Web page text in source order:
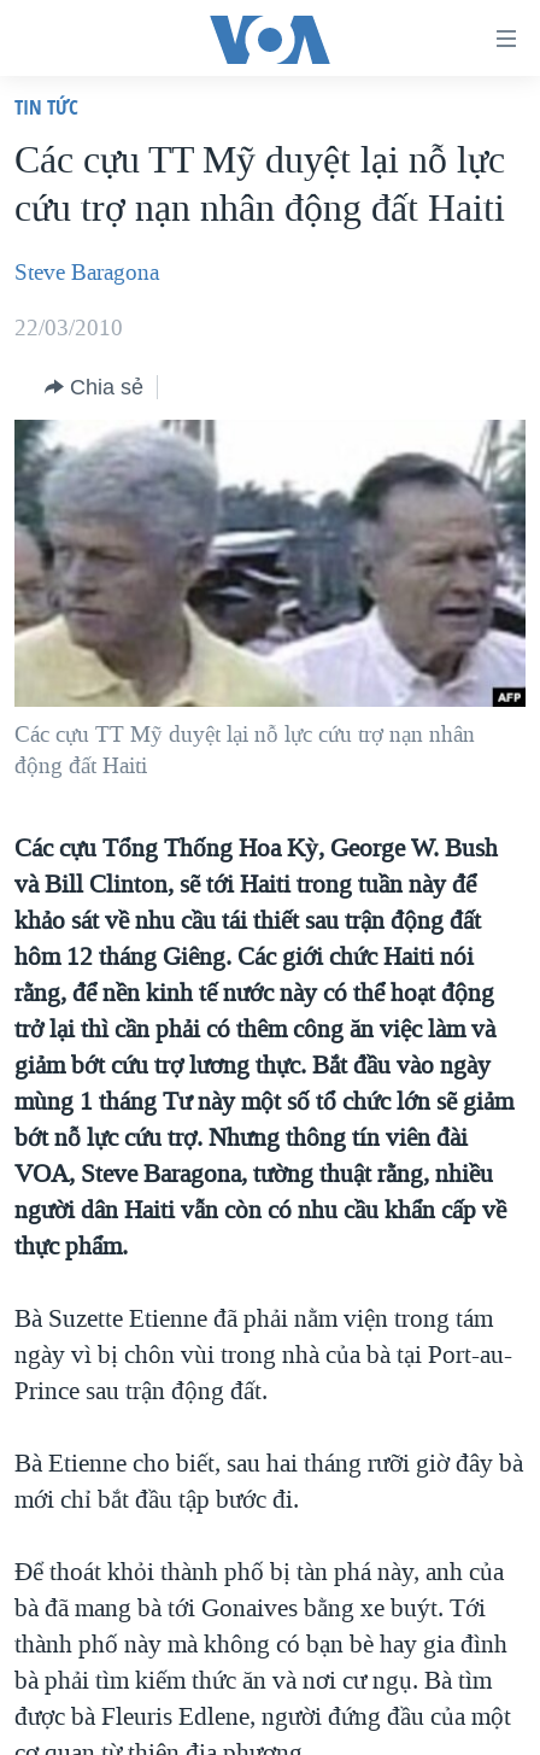
truy
cập
Tới
dung
chính
hướng
chính
Đi
tới
"Tìm"
VIỆT NAM
HOA KỲ
BIỂN ĐÔNG
DIỄN ĐÀN
MỤC
TỰ DO BÁO CHÍ
VẠCH TRẦN TIN GIẢ
NGƯỜI VIỆT HẢI NGOẠI
ĐỜI SỐNG
KINH TẾ
KHOA HỌC
SỨC KHOẺ
VĂN HOÁ
GIÁO DỤC
CHUYÊN ĐỀ
CHIẾN TRANH THƯƠNG MẠI CỦA MỸ: QUÁ KHỨ VÀ HIỆN
TẠI
HÀNH TRÌNH BẦU CỬ 2024
MỘT NĂM CHIẾN TRANH TẠI DẢI GAZA
GIẢI MÃ VÀNH ĐAI & CON ĐƯỜNG
TRỊNH VĨNH BÌNH - NGƯỜI HẠ 'BÊN THẮNG CUỘC'
CHI PHÍ CHIẾN TRANH AFGHANISTAN
CÁC GIÁ TRỊ CỘNG HÒA Ở VIỆT NAM
THƯỢNG ĐỈNH TRUMP-KIM TẠI VIỆT NAM
TRỊNH VĨNH BÌNH VS. CHÍNH PHỦ VIỆT NAM
NGƯ DÂN VIỆT VÀ LÀN SÓNG TRỘM HẢI SÂM
BÊN KIA QUỐC LỘ: TIẾNG VỌNG TỪ NÔNG THÔN MỸ
QUAN HỆ VIỆT MỸ
HỌC TIẾNG ANH
VIDEO
NGHE
MẠNG XÃ HỘI
Ngôn ngữ khác
TIN TỨC
Các cựu TT Mỹ duyệt lại nỗ lực
cứu trợ nạn nhân động đất Haiti
Steve Baragona
22/03/2010
Chia sẻ
Các cựu TT Mỹ duyệt lại nỗ lực cứu trợ nạn nhân
động đất Haiti
Các cựu Tổng Thống Hoa Kỳ, George W. Bush
và Bill Clinton, sẽ tới Haiti trong tuần này để
khảo sát về nhu cầu tái thiết sau trận động đất
hôm 12 tháng Giêng. Các giới chức Haiti nói
rằng, để nền kinh tế nước này có thể hoạt động
trở lại thì cần phải có thêm công ăn việc làm và
giảm bớt cứu trợ lương thực. Bắt đầu vào ngày
mùng 1 tháng Tư này một số tổ chức lớn sẽ giảm
bớt nỗ lực cứu trợ. Nhưng thông tín viên đài
VOA, Steve Baragona, tường thuật rằng, nhiều
người dân Haiti vẫn còn có nhu cầu khẩn cấp về
thực phẩm.
Bà Suzette Etienne đã phải nằm viện trong tám
ngày vì bị chôn vùi trong nhà của bà tại Port-au-
Prince sau trận động đất.
Bà Etienne cho biết, sau hai tháng rưỡi giờ đây bà
mới chỉ bắt đầu tập bước đi.
Để thoát khỏi thành phố bị tàn phá này, anh của
bà đã mang bà tới Gonaives bằng xe buýt. Tới
thành phố này mà không có bạn bè hay gia đình
bà phải tìm kiếm thức ăn và nơi cư ngụ. Bà tìm
được bà Fleuris Edlene, người đứng đầu của một